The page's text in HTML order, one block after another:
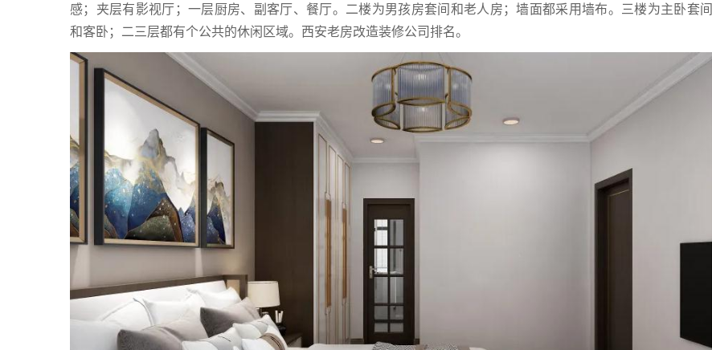
感；夹层有影视厅；一层厨房、副客厅、餐厅。二楼为男孩房套间和老人房；墙面都采用墙布。三楼为主卧套间
和客卧；二三层都有个公共的休闲区域。西安老房改造装修公司排名。